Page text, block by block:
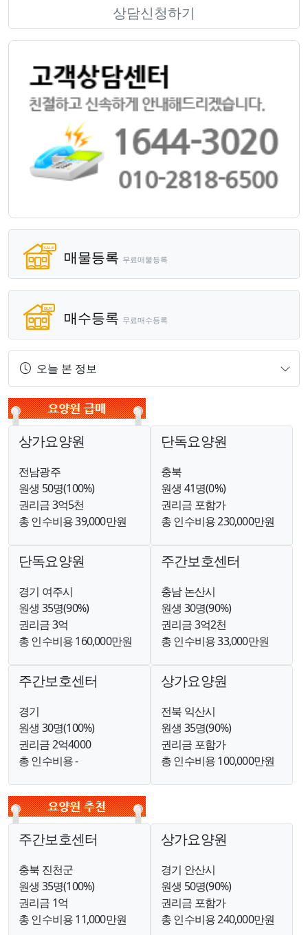
상담신청하기
매물등록 무료매물등록
매수등록 무료매수등록
오늘 본 정보
상가요양원
전남광주
원생 50명(100%)
권리금 3억5천
총 인수비용 39,000만원
단독요양원
충북
원생 41명(0%)
권리금 포함가
총 인수비용 230,000만원
단독요양원
경기 여주시
원생 35명(90%)
권리금 3억
총 인수비용 160,000만원
주간보호센터
충남 논산시
원생 30명(90%)
권리금 3억2천
총 인수비용 33,000만원
주간보호센터
경기
원생 30명(100%)
권리금 2억4000
총 인수비용 -
상가요양원
전북 익산시
원생 35명(90%)
권리금 포함가
총 인수비용 100,000만원
주간보호센터
충북 진천군
원생 35명(100%)
권리금 1억
총 인수비용 11,000만원
상가요양원
경기 안산시
원생 50명(90%)
권리금 포함가
총 인수비용 240,000만원